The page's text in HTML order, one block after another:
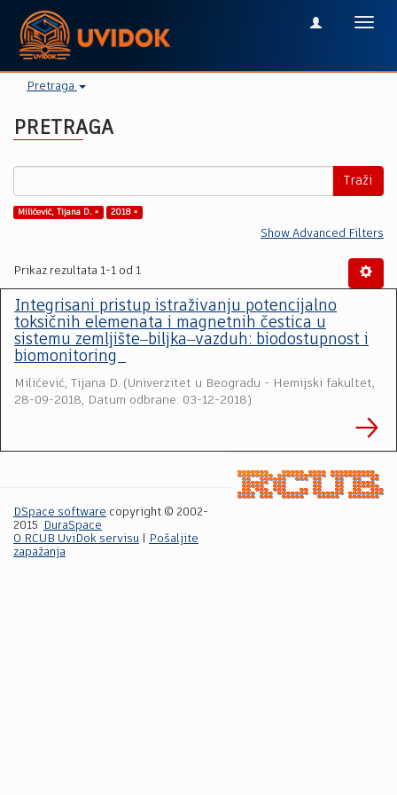
Pretraga
PRETRAGA
Traži
Milićević, Tijana D. × 2018 ×
Show Advanced Filters
Prikaz rezultata 1-1 od 1
Integrisani pristup istraživanju potencijalno
toksičnih elemenata i magnetnih čestica u
sistemu zemljište‒biljka‒vazduh: biodostupnost i
biomonitoring
Milićević, Tijana D. (Univerzitet u Beogradu - Hemijski fakultet,
28-09-2018, Datum odbrane: 03-12-2018)
DSpace software copyright © 2002-
2015
DuraSpace
O RCUB UviDok servisu
Pošaljite
zapažanja